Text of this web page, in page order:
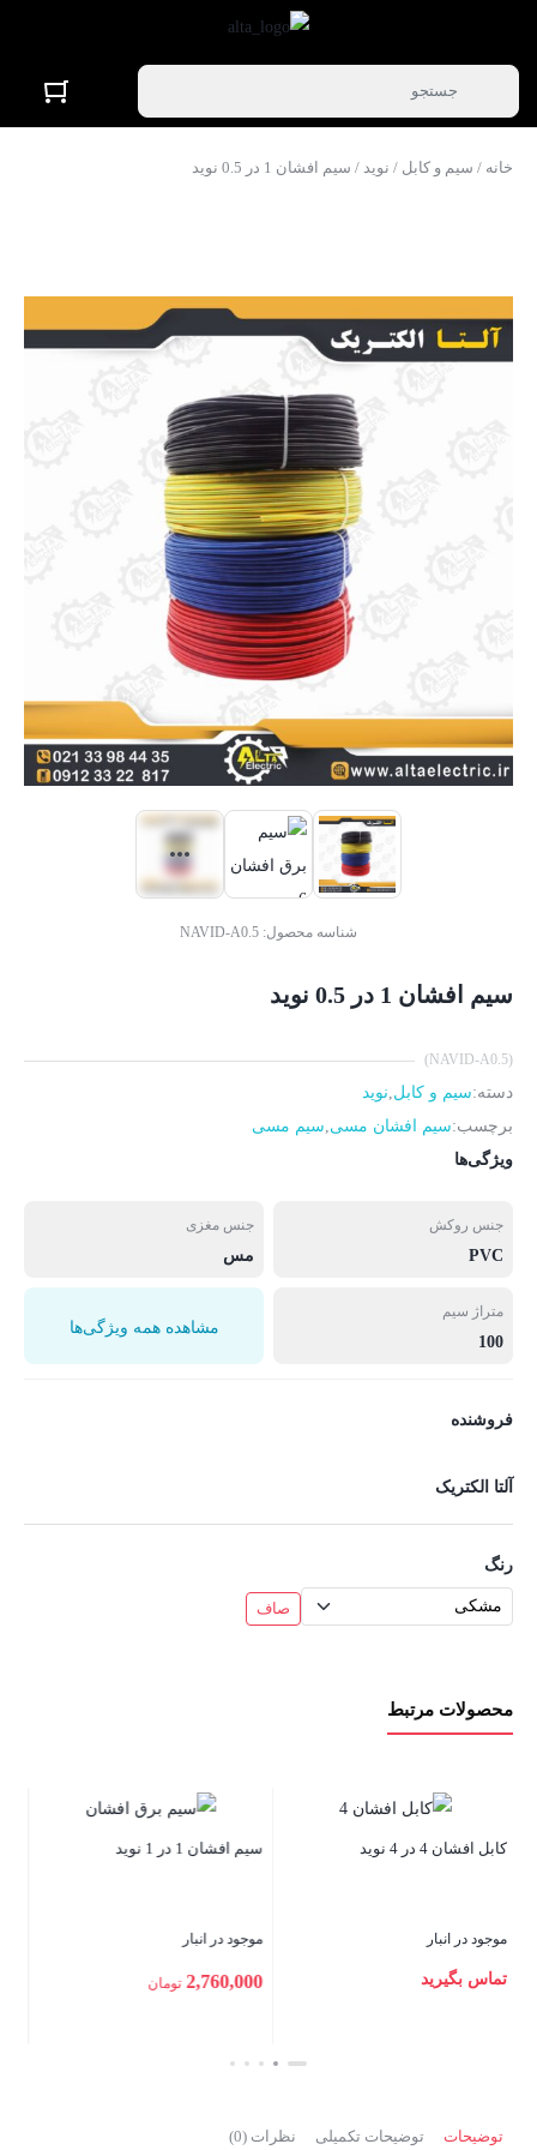
خانه / سیم و کابل / نوید / سیم افشان 1 در 0.5 نوید
شناسه محصول: NAVID-A0.5
سیم افشان 1 در 0.5 نوید
(NAVID-A0.5)
دسته:سیم و کابل نوید
برچسب:سیم افشان مسی سیم مسی
ویژگی‌ها
جنس روکش
PVC
جنس مغزی
مس
متراژ سیم
100
مشاهده همه ویژگی‌ها
فروشنده
آلتا الکتریک
رنگ
صاف
محصولات مرتبط
1 در 1 نوید
انبار
تومان
تماس بگیرید
توضیحات توضیحات تکمیلی نظرات (0)